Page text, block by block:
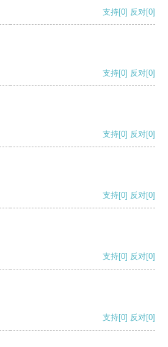
支持[0] 反对[0]
支持[0] 反对[0]
支持[0] 反对[0]
支持[0] 反对[0]
支持[0] 反对[0]
支持[0] 反对[0]